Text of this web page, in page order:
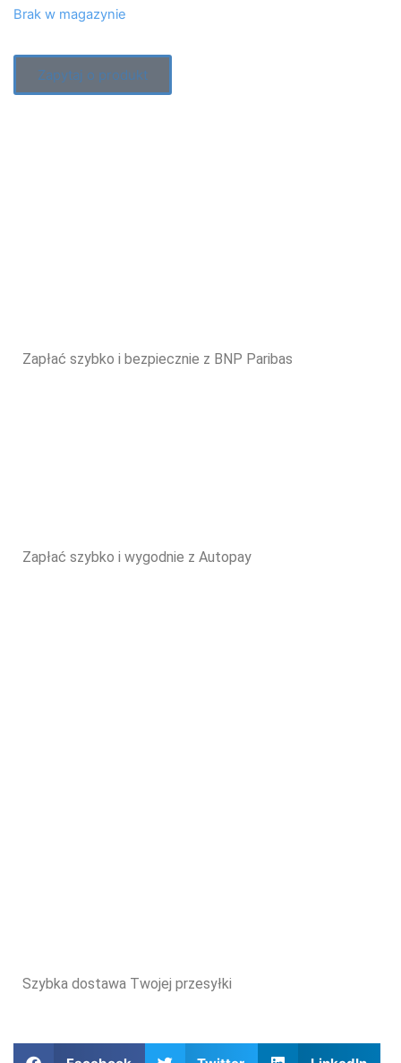
Brak w magazynie
Zapytaj o produkt
Zapłać szybko i bezpiecznie z BNP Paribas
Zapłać szybko i wygodnie z Autopay
Szybka dostawa Twojej przesyłki